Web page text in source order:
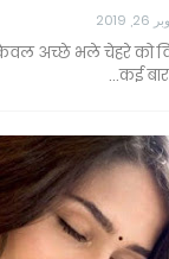
2019
अच्छे भले चेहरे को
कई